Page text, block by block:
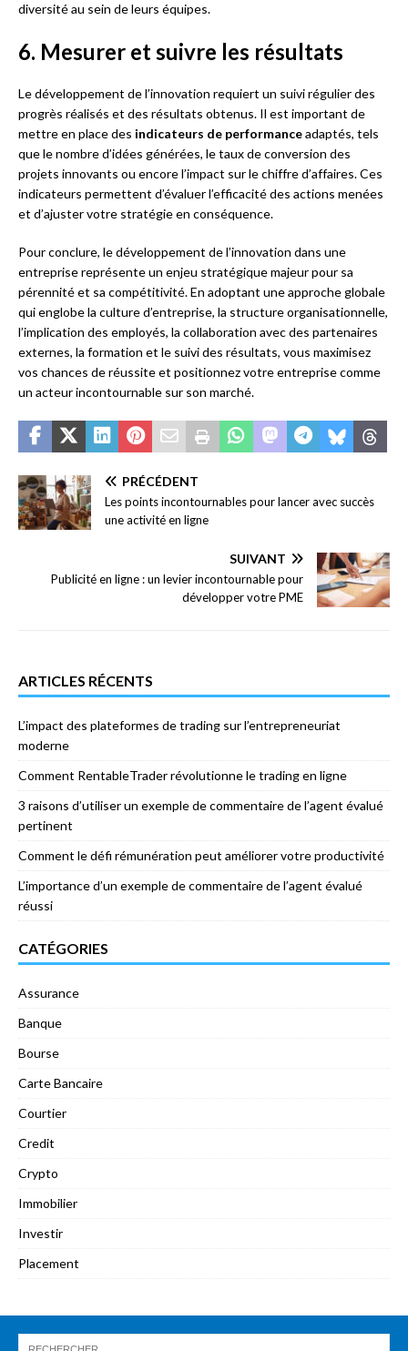
diversité au sein de leurs équipes.
6. Mesurer et suivre les résultats
Le développement de l’innovation requiert un suivi régulier des
progrès réalisés et des résultats obtenus. Il est important de
mettre en place des indicateurs de performanceadaptés, tels
que le nombre d’idées générées, le taux de conversion des
projets innovants ou encore l’impact sur le chiffre d’affaires. Ces
indicateurs permettent d’évaluer l’efficacité des actions menées
et d’ajuster votre stratégie en conséquence.
Pour conclure, le développement de l’innovation dans une
entreprise représente un enjeu stratégique majeur pour sa
pérennité et sa compétitivité. En adoptant une approche globale
qui englobe la culture d’entreprise, la structure organisationnelle,
l’implication des employés, la collaboration avec des partenaires
externes, la formation et le suivi des résultats, vous maximisez
vos chances de réussite et positionnez votre entreprise comme
un acteur incontournable sur son marché.
PRÉCÉDENT
Les points incontournables pour lancer avec succès
une activité en ligne
SUIVANT
Publicité en ligne : un levier incontournable pour
développer votre PME
ARTICLES RÉCENTS
L’impact des plateformes de trading sur l’entrepreneuriat
moderne
Comment RentableTrader révolutionne le trading en ligne
3 raisons d’utiliser un exemple de commentaire de l’agent évalué
pertinent
Comment le défi rémunération peut améliorer votre productivité
L’importance d’un exemple de commentaire de l’agent évalué
réussi
CATÉGORIES
Assurance
Banque
Bourse
Carte Bancaire
Courtier
Credit
Crypto
Immobilier
Investir
Placement